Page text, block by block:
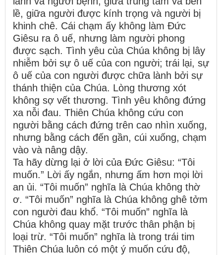
lề, giữa người được kính trọng và người bị
khinh chê. Cái chạm ấy không làm Đức
Giêsu ra ô uế, nhưng làm người phong
được sạch. Tình yêu của Chúa không bị lây
nhiễm bởi sự ô uế của con người; trái lại, sự
ô uế của con người được chữa lành bởi sự
thánh thiện của Chúa. Lòng thương xót
không sợ vết thương. Tình yêu không đứng
xa nỗi đau. Thiên Chúa không cứu con
người bằng cách đứng trên cao nhìn xuống,
nhưng bằng cách đến gần, cúi xuống, chạm
vào và nâng dậy.
Ta hãy dừng lại ở lời của Đức Giêsu: “Tôi
muốn.” Lời ấy ngắn, nhưng ấm hơn mọi lời
an ủi. “Tôi muốn” nghĩa là Chúa không thờ
ơ. “Tôi muốn” nghĩa là Chúa không ghê tởm
con người đau khổ. “Tôi muốn” nghĩa là
Chúa không quay mặt trước thân phận bị
loại trừ. “Tôi muốn” nghĩa là trong trái tim
Thiên Chúa luôn có một ý muốn cứu độ,